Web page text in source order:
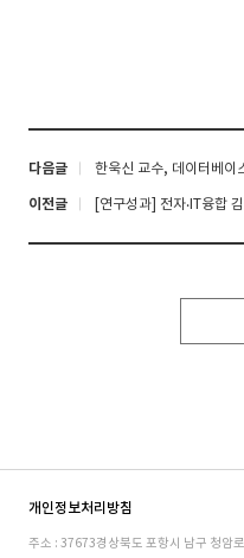
다음글
이전글
개인정보처리방침
주소 : 37673경상북도 포항시 남구 청암